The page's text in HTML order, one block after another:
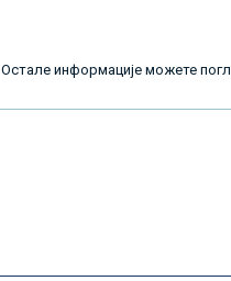
Остале информације можете